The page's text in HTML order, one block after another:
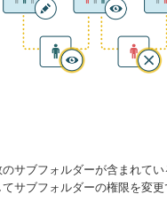
サブフォルダーが含まれて
サブフォルダーの権限を変更